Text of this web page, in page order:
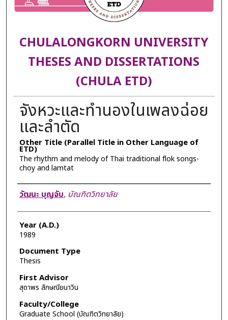
CHULALONGKORN UNIVERSITY
THESES AND DISSERTATIONS
(CHULA ETD)
จังหวะและทำนองในเพลงฉ่อย
และลำตัด
Other Title (Parallel Title in Other Language of
ETD)
The rhythm and melody of Thai traditional flok songs-
choy and lamtat
Author
วัฒนะ บุญจับ, บัณฑิตวิทยาลัย
Year (A.D.)
1989
Document Type
Thesis
First Advisor
สุดาพร ลักษณียนาวิน
Faculty/College
Graduate School (บัณฑิตวิทยาลัย)